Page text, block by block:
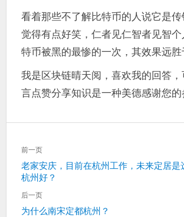
看着那些不了解比特币的人说它是
觉得有点好笑，仁者见仁智者见智
特币被黑的最惨的一次，其效果远胜
我是区块链晴天阅，喜欢我的回答
言点赞分享知识是一种美德感谢您的
文
章
导
航
前一页
上
一
篇：
老家安庆，目前在杭州工作，未来定居是
杭州好？
后一页
下
为什么南宋定都杭州？